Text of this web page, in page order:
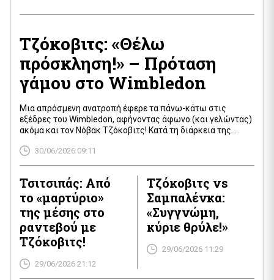
Τζόκοβιτς: «Θέλω
πρόσκληση!» – Πρόταση
γάμου στο Wimbledon
Μια απρόσμενη ανατροπή έφερε τα πάνω-κάτω στις
εξέδρες του Wimbledon, αφήνοντας άφωνο (και γελώντας)
ακόμα και τον Νόβακ Τζόκοβιτς! Κατά τη διάρκεια της
ένας φίλαθλος τόλμησε να κάνει πρόταση γάμου στη
σύντροφό του, δημιουργώντας πανζουρλισμό. Η απάντηση
ήταν το πολυπόθητο «Ναι», και οι εξέδρες πλημμύρισαν
χειροκροτήματα. […]
30/06/2026 09:11
Τσιτσιπάς: Από
το «μαρτύριο»
της μέσης στο
ραντεβού με
Τζόκοβιτς!
29/06/2026 21:12
Τζόκοβιτς vs
Σαμπαλένκα:
«Συγγνώμη,
κύριε θρύλε!»
29/06/2026 11:29